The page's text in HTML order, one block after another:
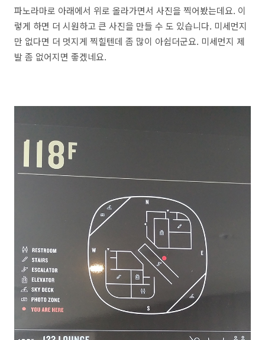
파노라마로 아래에서 위로 올라가면서 사진을 찍어봤는데요. 이
렇게 하면 더 시원하고 큰 사진을 만들 수 도 있습니다. 미세먼지
만 없다면 더 멋지게 찍힐텐데 좀 많이 아쉽더군요. 미세먼지 제
발 좀 없어지면 좋겠네요.